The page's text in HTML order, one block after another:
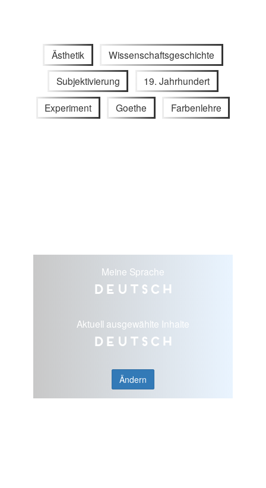
Ästhetik Wissenschaftsgeschichte
Subjektivierung 19. Jahrhundert
Experiment Goethe Farbenlehre
Meine Sprache
Deutsch
Aktuell ausgewählte Inhalte
Deutsch
Ändern